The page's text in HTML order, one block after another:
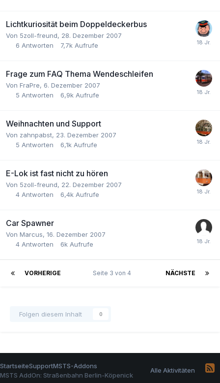
Lichtkuriosität beim Doppeldeckerbus
Von 5zoll-freund, 28. Dezember 2007
6 Antworten 7,7k Aufrufe
Frage zum FAQ Thema Wendeschleifen
Von FraPre, 6. Dezember 2007
5 Antworten 6,9k Aufrufe
Weihnachten und Support
Von zahnpabst, 23. Dezember 2007
5 Antworten 6,1k Aufrufe
E-Lok ist fast nicht zu hören
Von 5zoll-freund, 22. Dezember 2007
4 Antworten 6,4k Aufrufe
Car Spawner
Von Marcus, 16. Dezember 2007
4 Antworten 6k Aufrufe
VORHERIGE NÄCHSTE
Seite 3 von 4
Folgen diesem Inhalt 0
Alle Aktivitäten
StartseiteSupportMSTS-Addons
MSTS AddOn: Straßenbahn Berlin-Köpenick